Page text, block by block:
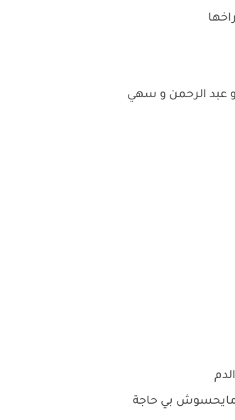
عبد الرحمن و سهي
مايحسوش بي حاجة